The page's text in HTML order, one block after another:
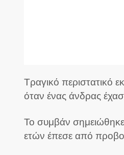
Τραγικό περιστατικό
όταν ένας άνδρας
Το συμβάν
ετών έπεσε από